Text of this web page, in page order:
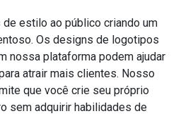
estilo ao público criando um
Os designs de logotipos
nossa plataforma podem ajudar
atrair mais clientes. Nosso
que você crie seu próprio
sem adquirir habilidades de